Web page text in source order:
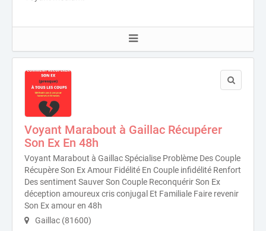
Voyant Marabout à Gaillac Récupérer
Son Ex En 48h
Voyant Marabout à Gaillac Spécialise Problème Des Couple
Récupère Son Ex Amour Fidélité En Couple infidélité Renfort
Des sentiment Sauver Son Couple Reconquérir Son Ex
déception amoureux cris conjugal Et Familiale Faire revenir
Son Ex amour en 48h
Gaillac (81600)